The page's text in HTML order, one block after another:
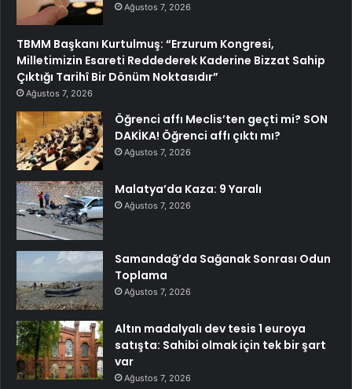
Ağustos 7, 2026
TBMM Başkanı Kurtulmuş: “Erzurum Kongresi,
Milletimizin Esareti Reddederek Kaderine Bizzat Sahip
Çıktığı Tarihî Bir Dönüm Noktasıdır”
Ağustos 7, 2026
Öğrenci affı Meclis’ten geçti mi? SON
DAKİKA! Öğrenci affı çıktı mı?
Ağustos 7, 2026
Malatya’da Kaza: 9 Yaralı
Ağustos 7, 2026
Samandağ’da Sağanak Sonrası Odun
Toplama
Ağustos 7, 2026
Altın madalyalı dev tesis 1 euroya
satışta: Sahibi olmak için tek bir şart
var
Ağustos 7, 2026